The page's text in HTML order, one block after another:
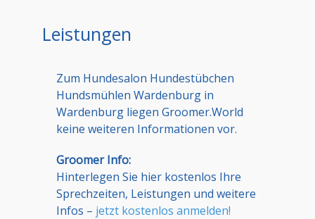
Leistungen
Zum Hundesalon Hundestübchen
Hundsmühlen Wardenburg in
Wardenburg liegen Groomer.World
keine weiteren Informationen vor.
Groomer Info:
Hinterlegen Sie hier kostenlos Ihre
Sprechzeiten, Leistungen und weitere
Infos – jetzt kostenlos anmelden!